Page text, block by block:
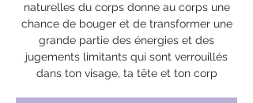
naturelles du corps donne au corps une
chance de bouger et de transformer une
grande partie des énergies et des
jugements limitants qui sont verrouillés
dans ton visage, ta tête et ton corp